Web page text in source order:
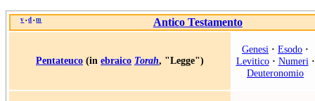
v • d • m Antico Testamento
Pentateuco (in ebraico Torah, "Legge")
Genesi · Esodo ·
Levitico· Numeri ·
Deuteronomio